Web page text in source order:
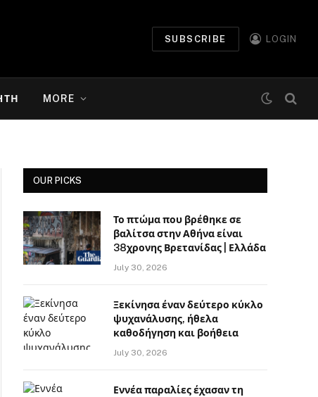
SUBSCRIBE LOGIN
MORE
OUR PICKS
Το πτώμα που βρέθηκε σε
βαλίτσα στην Αθήνα είναι
38χρονης Βρετανίδας | Ελλάδα
July 30, 2026
Ξεκίνησα έναν δεύτερο κύκλο
ψυχανάλυσης, ήθελα
καθοδήγηση και βοήθεια
July 30, 2026
Εννέα παραλίες έχασαν τη